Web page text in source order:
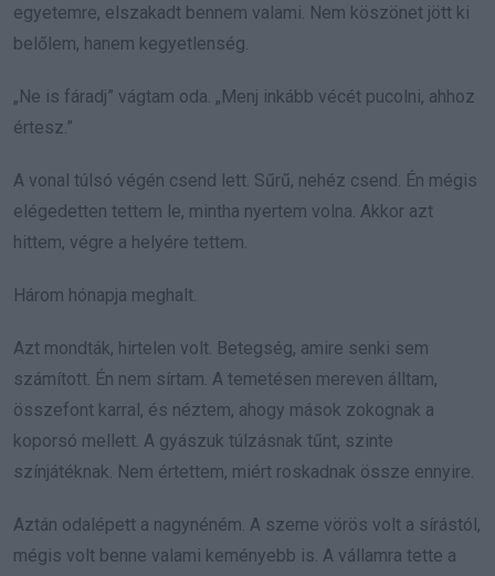
egyetemre, elszakadt bennem valami. Nem köszönet jött ki
belőlem, hanem kegyetlenség.
„Ne is fáradj” vágtam oda. „Menj inkább vécét pucolni, ahhoz
értesz.”
A vonal túlsó végén csend lett. Sűrű, nehéz csend. Én mégis
elégedetten tettem le, mintha nyertem volna. Akkor azt
hittem, végre a helyére tettem.
Három hónapja meghalt.
Azt mondták, hirtelen volt. Betegség, amire senki sem
számított. Én nem sírtam. A temetésen mereven álltam,
összefont karral, és néztem, ahogy mások zokognak a
koporsó mellett. A gyászuk túlzásnak tűnt, szinte
színjátéknak. Nem értettem, miért roskadnak össze ennyire.
Aztán odalépett a nagynéném. A szeme vörös volt a sírástól,
mégis volt benne valami keményebb is. A vállamra tette a